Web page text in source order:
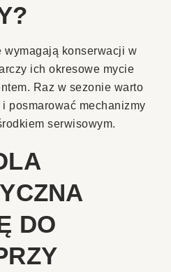
wymagają konserwacji w
ich okresowe mycie
Raz w sezonie warto
posmarować mechanizmy
serwisowym.
DO